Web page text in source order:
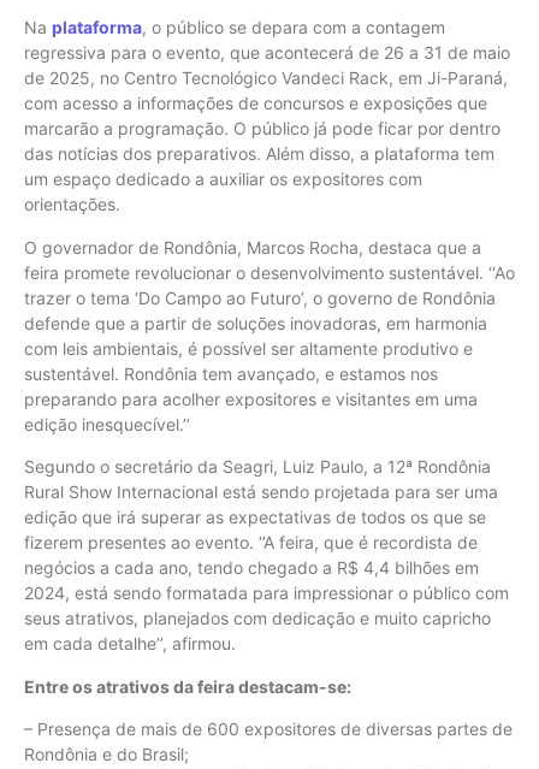
Na plataforma, o público se depara com a contagem
regressiva para o evento, que acontecerá de 26 a 31 de maio
de 2025, no Centro Tecnológico Vandeci Rack, em Ji-Paraná,
com acesso a informações de concursos e exposições que
marcarão a programação. O público já pode ficar por dentro
das notícias dos preparativos. Além disso, a plataforma tem
um espaço dedicado a auxiliar os expositores com
orientações.
O governador de Rondônia, Marcos Rocha, destaca que a
feira promete revolucionar o desenvolvimento sustentável. ‘‘Ao
trazer o tema ‘Do Campo ao Futuro’, o governo de Rondônia
defende que a partir de soluções inovadoras, em harmonia
com leis ambientais, é possível ser altamente produtivo e
sustentável. Rondônia tem avançado, e estamos nos
preparando para acolher expositores e visitantes em uma
edição inesquecível.’’
Segundo o secretário da Seagri, Luiz Paulo, a 12ª Rondônia
Rural Show Internacional está sendo projetada para ser uma
edição que irá superar as expectativas de todos os que se
fizerem presentes ao evento. ‘’A feira, que é recordista de
negócios a cada ano, tendo chegado a R$ 4,4 bilhões em
2024, está sendo formatada para impressionar o público com
seus atrativos, planejados com dedicação e muito capricho
em cada detalhe’’, afirmou.
Entre os atrativos da feira destacam-se:
– Presença de mais de 600 expositores de diversas partes de
Rondônia e do Brasil;